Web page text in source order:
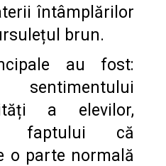
întâmplărilor
brun.
au fost:
a elevilor,
faptului că
o parte normală